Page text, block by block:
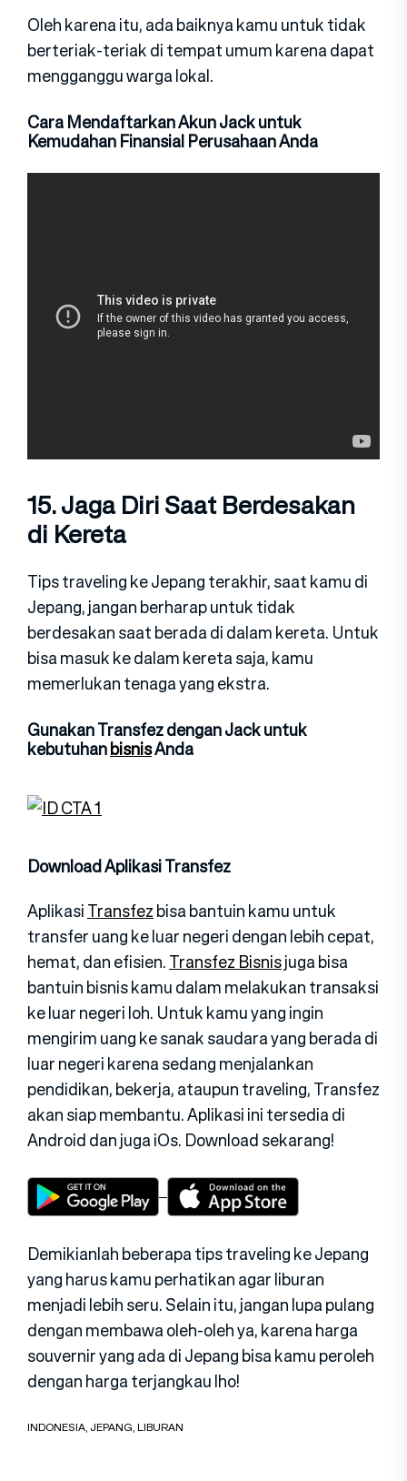
Oleh karena itu, ada baiknya kamu untuk tidak
berteriak-teriak di tempat umum karena dapat
mengganggu warga lokal.
Cara Mendaftarkan Akun Jack untuk
Kemudahan Finansial Perusahaan Anda
15. Jaga Diri Saat Berdesakan
di Kereta
Tips traveling ke Jepang terakhir, saat kamu di
Jepang, jangan berharap untuk tidak
berdesakan saat berada di dalam kereta. Untuk
bisa masuk ke dalam kereta saja, kamu
memerlukan tenaga yang ekstra.
Gunakan Transfez dengan Jack untuk
kebutuhanbisnisAnda
Download Aplikasi Transfez
AplikasiTransfezbisa bantuin kamu untuk
transfer uang ke luar negeri dengan lebih cepat,
hemat, dan efisien.Transfez Bisnisjuga bisa
bantuin bisnis kamu dalam melakukan transaksi
ke luar negeri loh. Untuk kamu yang ingin
mengirim uang ke sanak saudara yang berada di
luar negeri karena sedang menjalankan
pendidikan, bekerja, ataupun traveling, Transfez
akan siap membantu. Aplikasi ini tersedia di
Android dan juga iOs. Download sekarang!
Demikianlah beberapa tips traveling ke Jepang
yang harus kamu perhatikan agar liburan
menjadi lebih seru. Selain itu, jangan lupa pulang
dengan membawa oleh-oleh ya, karena harga
souvernir yang ada di Jepang bisa kamu peroleh
dengan harga terjangkau lho!
INDONESIA,JEPANG,LIBURAN